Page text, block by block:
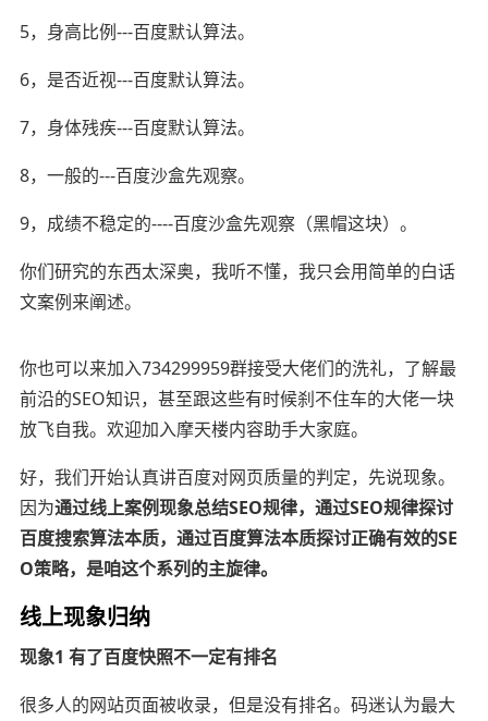
5，身高比例---百度默认算法。
6，是否近视---百度默认算法。
7，身体残疾---百度默认算法。
8，一般的---百度沙盒先观察。
9，成绩不稳定的----百度沙盒先观察（黑帽这块）。
你们研究的东西太深奥，我听不懂，我只会用简单的白话
文案例来阐述。
你也可以来加入734299959群接受大佬们的洗礼， 了解最
前沿的SEO知识， 甚至跟这些有时候刹不住车的大佬一块
放飞自我。 欢迎加入摩天楼内容助手大家庭。
好，我们开始认真讲百度对网页质量的判定，先说现象。
因为通过线上案例现象总结SEO规律，通过SEO规律探讨
百度搜索算法本质，通过百度算法本质探讨正确有效的SE
O策略，是咱这个系列的主旋律。
线上现象归纳
现象1 有了百度快照不一定有排名
很多人的网站页面被收录，但是没有排名。码迷认为最大